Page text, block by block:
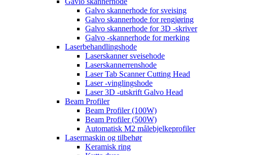
Galvo skannerhode for sveising
Galvo skannerhode for rengjøring
Galvo skannerhode for 3D -skriver
Galvo -skannerhode for merking
Laserbehandlingshode
Laserskanner sveisehode
Laserskannerrenshode
Laser Tab Scanner Cutting Head
Laser -vinglingshode
Laser 3D -utskrift Galvo Head
Beam Profiler
Beam Profiler (100W)
Beam Profiler (500W)
Automatisk M2 målebjelkeprofiler
Lasermaskin og tilbehør
Keramisk ring